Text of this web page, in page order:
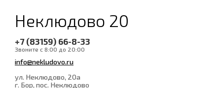
Неклюдово 20
+7 (83159) 66-8-33
Звоните с 8:00 до 20:00
info@nekludovo.ru
ул. Неклюдово, 20а
г. Бор, пос. Неклюдово